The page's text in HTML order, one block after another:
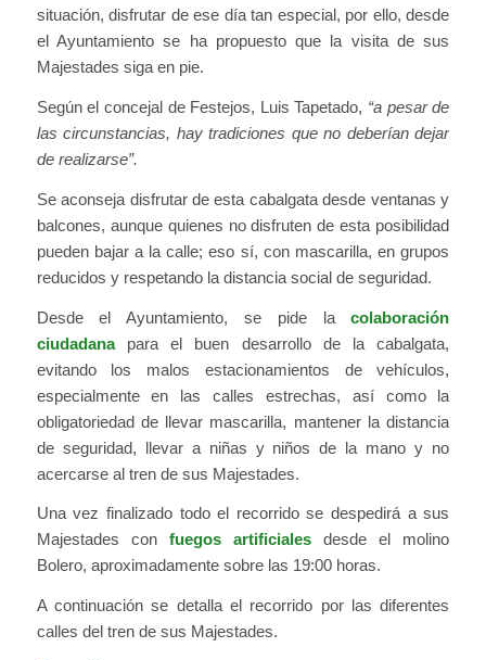
situación, disfrutar de ese día tan especial, por ello, desde
el Ayuntamiento se ha propuesto que la visita de sus
Majestades siga en pie.
Según el concejal de Festejos, Luis Tapetado, “a pesar de
las circunstancias, hay tradiciones que no deberían dejar
de realizarse”.
Se aconseja disfrutar de esta cabalgata desde ventanas y
balcones, aunque quienes no disfruten de esta posibilidad
pueden bajar a la calle; eso sí, con mascarilla, en grupos
reducidos y respetando la distancia social de seguridad.
Desde el Ayuntamiento, se pide lacolaboración
ciudadanapara el buen desarrollo de la cabalgata,
evitando los malos estacionamientos de vehículos,
especialmente en las calles estrechas, así como la
obligatoriedad de llevar mascarilla, mantener la distancia
de seguridad, llevar a niñas y niños de la mano y no
acercarse al tren de sus Majestades.
Una vez finalizado todo el recorrido se despedirá a sus
Majestades con fuegos artificiales desde el molino
Bolero, aproximadamente sobre las 19:00 horas.
A continuación se detalla el recorrido por las diferentes
calles del tren de sus Majestades.